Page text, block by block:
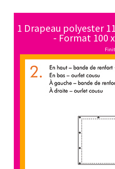
1 Drapeau polyester
- Format 100